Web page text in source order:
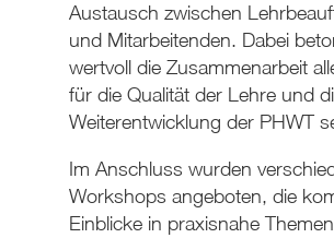
Austausch zwischen
und Mitarbeitenden. Dabei
wertvoll die Zusammenarbeit
für die Qualität der Lehre und
Weiterentwicklung der PHWT
Im Anschluss wurden
Workshops angeboten, die
Einblicke in praxisnahe